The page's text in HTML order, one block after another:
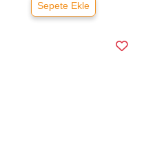
Sepete Ekle